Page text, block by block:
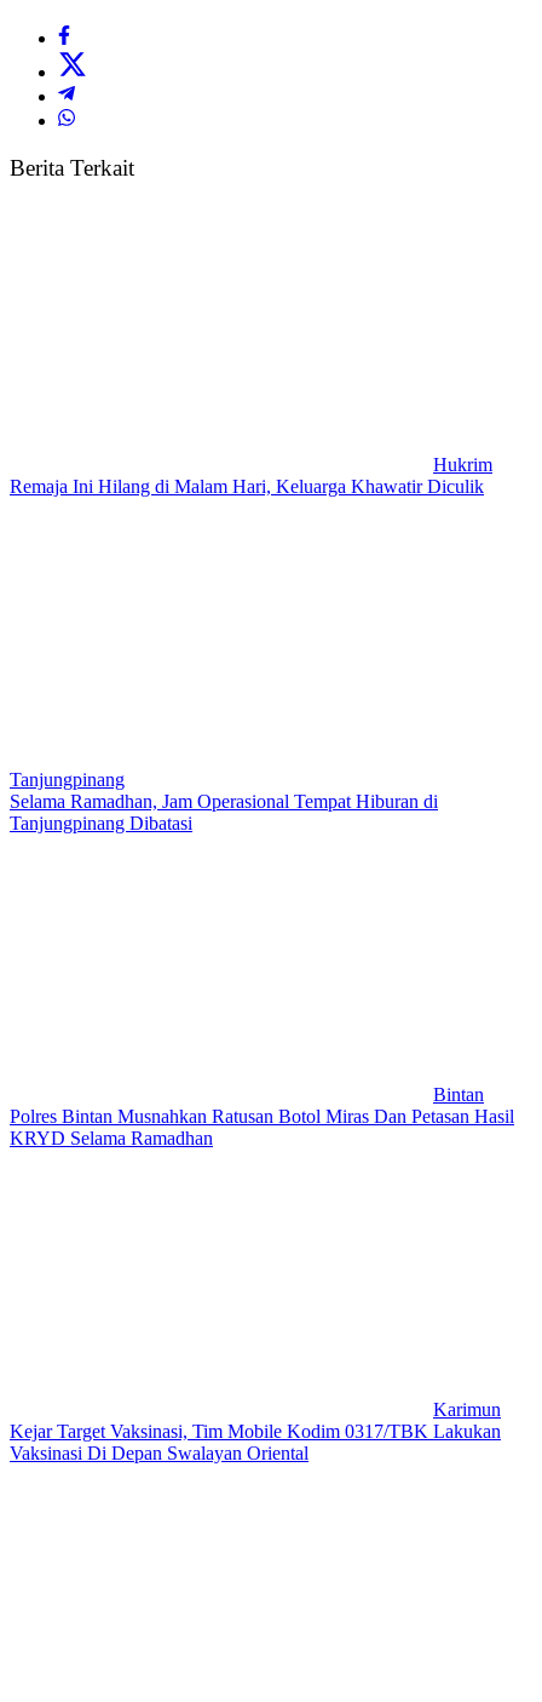
Berita Terkait
Hukrim
Remaja Ini Hilang di Malam Hari, Keluarga Khawatir Diculik
Tanjungpinang
Selama Ramadhan, Jam Operasional Tempat Hiburan di
Tanjungpinang Dibatasi
Bintan
Polres Bintan Musnahkan Ratusan Botol Miras Dan Petasan Hasil
KRYD Selama Ramadhan
Karimun
Kejar Target Vaksinasi, Tim Mobile Kodim 0317/TBK Lakukan
Vaksinasi Di Depan Swalayan Oriental